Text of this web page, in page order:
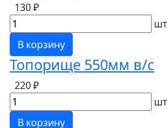
130 ₽
шт
В корзину
Топорище 550мм в/с
220 ₽
шт
В корзину